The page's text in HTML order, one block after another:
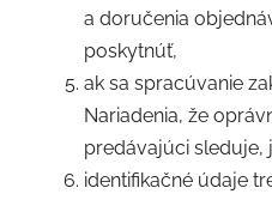
a doručenia
poskytnúť,
ak sa spracúvanie
Nariadenia, že
predávajúci sleduje,
identifikačné údaje